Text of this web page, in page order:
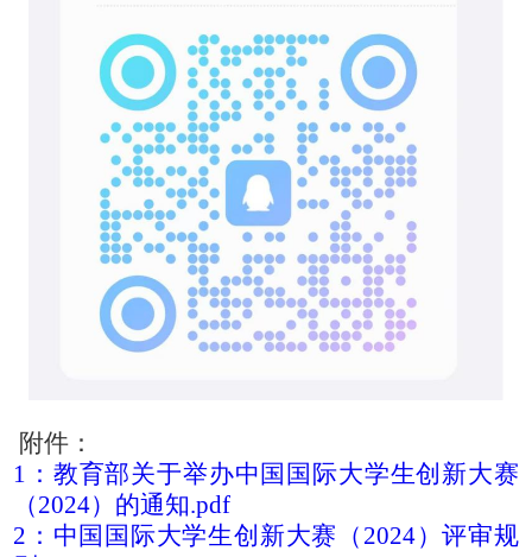
附件：
1：教育部关于举办中国国际大学生创新大赛
（2024）的通知.pdf
2：中国国际大学生创新大赛（2024）评审规